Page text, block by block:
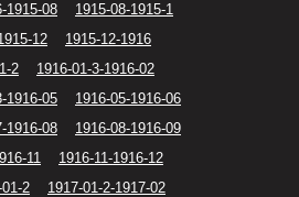
1915-08
1915-08-1915-1
12
1915-12-1916
2
1916-01-3-1916-02
1916-05
1916-05-1916-06
1916-08
1916-08-1916-09
11
1916-11-1916-12
2
1917-01-2-1917-02